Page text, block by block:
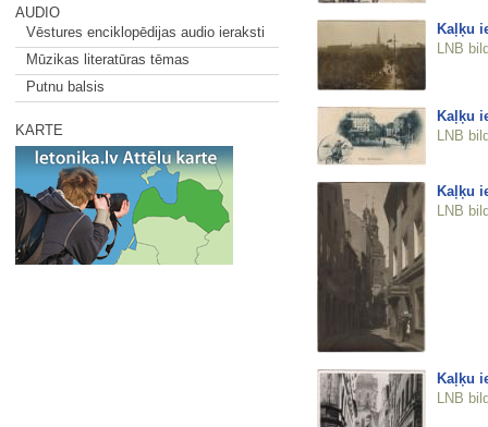
AUDIO
Vēstures enciklopēdijas audio ieraksti
Mūzikas literatūras tēmas
Putnu balsis
KARTE
Kaļķu
LNB
Kaļķu
LNB
Kaļķu
LNB
Kaļķu
LNB